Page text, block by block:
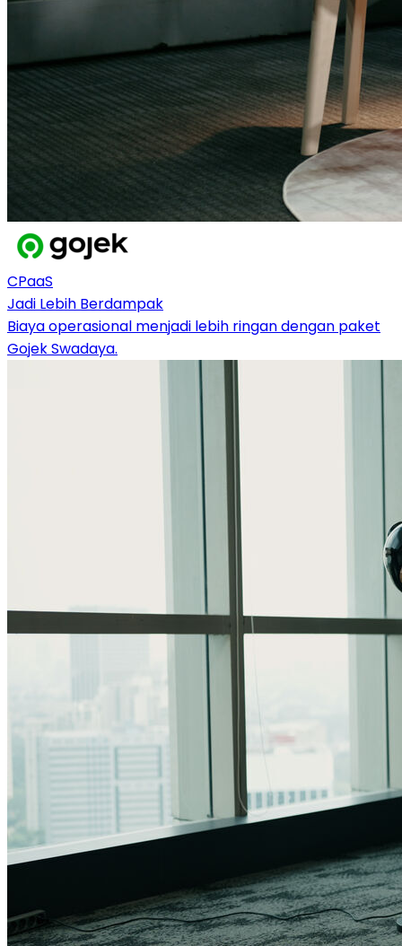
CPaaS
Jadi Lebih Berdampak
Biaya operasional menjadi lebih ringan dengan paket
Gojek Swadaya.